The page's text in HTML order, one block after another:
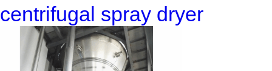
centrifugal spray dryer